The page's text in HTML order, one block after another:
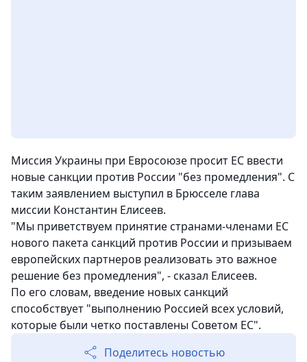
Миссия Украины при Евросоюзе просит ЕС ввести
новые санкции против России "без промедления". С
таким заявлением выступил в Брюсселе глава
миссии Константин Елисеев.
"Мы приветствуем принятие странами-членами ЕС
нового пакета санкций против России и призываем
европейских партнеров реализовать это важное
решение без промедления", - сказал Елисеев.
По его словам, введение новых санкций
способствует "выполнению Россией всех условий,
которые были четко поставлены Советом ЕС".
Поделитесь новостью